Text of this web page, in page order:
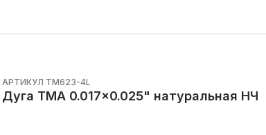
АРТИКУЛ TM623-4L
Дуга TMA 0.017x0.025" натуральная НЧ